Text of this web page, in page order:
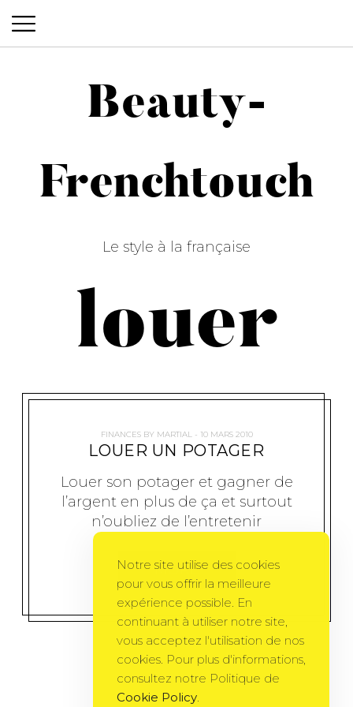
Beauty-Frenchtouch
Beauty-
Frenchtouch
Le style à la française
louer
FINANCESBY MARTIAL 10 MARS 2010
LOUER UN POTAGER
Louer son potager et gagner de
l’argent en plus de ça et surtout
n’oubliez de l’entretenir
MORE
Notre site utilise des cookies
pour vous offrir la meilleure
expérience possible. En
continuant à utiliser notre site,
vous acceptez l'utilisation de nos
cookies. Pour plus d'informations,
consultez notre Politique de
Cookie Policy.